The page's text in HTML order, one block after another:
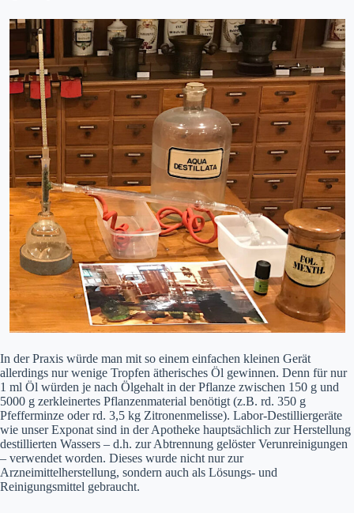
In der Praxis würde man mit so einem einfachen kleinen Gerät
allerdings nur wenige Tropfen ätherisches Öl gewinnen. Denn für nur
1 ml Öl würden je nach Ölgehalt in der Pflanze zwischen 150 g und
5000 g zerkleinertes Pflanzenmaterial benötigt (z.B. rd. 350 g
Pfefferminze oder rd. 3,5 kg Zitronenmelisse). Labor-Destilliergeräte
wie unser Exponat sind in der Apotheke hauptsächlich zur Herstellung
destillierten Wassers – d.h. zur Abtrennung gelöster Verunreinigungen
– verwendet worden. Dieses wurde nicht nur zur
Arzneimittelherstellung, sondern auch als Lösungs- und
Reinigungsmittel gebraucht.